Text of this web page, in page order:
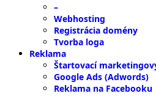
–
Webhosting
Registrácia domény
Tvorba loga
Reklama
Štartovací
Google Ads (Adwords)
Reklama na Facebooku